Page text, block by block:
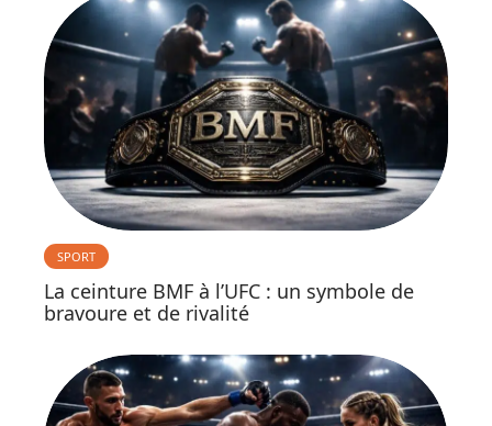
SPORT
La ceinture BMF à l’UFC : un symbole de
bravoure et de rivalité